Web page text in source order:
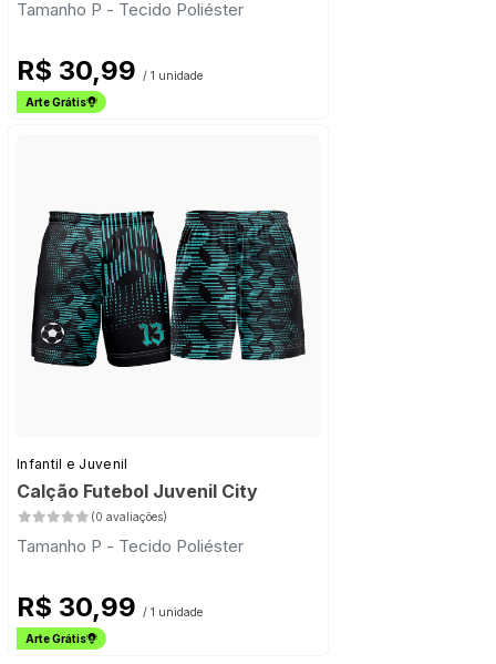
Tamanho P - Tecido Poliéster
R$ 30,99 / 1 unidade
Arte Grátis
Infantil e Juvenil
Calção Futebol Juvenil City
(0 avaliações)
Tamanho P - Tecido Poliéster
R$ 30,99 / 1 unidade
Arte Grátis